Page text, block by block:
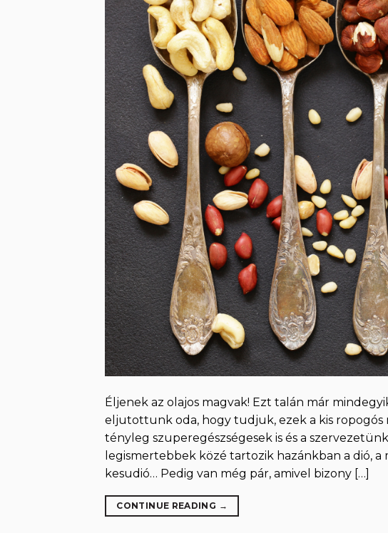
Éljenek az olajos magvak! Ezt talán már
eljutottunk oda, hogy tudjuk, ezek a kis ropogós
tényleg szuperegészségesek is és a
legismertebbek közé tartozik hazánkban a dió,
kesudió… Pedig van még pár, amivel bizony […]
CONTINUE READING →